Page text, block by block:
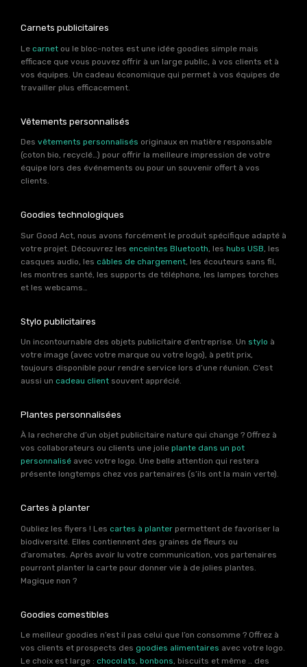
Carnets publicitaires
Le carnet ou le bloc-notes est une idée goodies simple mais
efficace que vous pouvez offrir à un large public, à vos clients et à
vos équipes. Un cadeau économique qui permet à vos équipes de
travailler plus efficacement.
Vêtements personnalisés
Des vêtements personnalisés originaux en matière responsable
(coton bio, recyclé…) pour offrir la meilleure impression de votre
équipe lors des événements ou pour un souvenir offert à vos
clients.
Goodies technologiques
Sur Good Act, nous avons forcément le produit spécifique adapté à
votre projet. Découvrez les enceintes Bluetooth , les hubs USB , les
casques audio, les câbles de chargement , les écouteurs sans fil,
les montres santé, les supports de téléphone, les lampes torches
et les webcams…
Stylo publicitaires
Un incontournable des objets publicitaire d’entreprise. Un stylo à
votre image (avec votre marque ou votre logo), à petit prix,
toujours disponible pour rendre service lors d’une réunion. C’est
aussi un cadeau client souvent apprécié.
Plantes personnalisées
À la recherche d’un objet publicitaire nature qui change ? Offrez à
vos collaborateurs ou clients une jolie plante dans un pot
personnalisé avec votre logo. Une belle attention qui restera
présente longtemps chez vos partenaires (s’ils ont la main verte).
Cartes à planter
Oubliez les flyers ! Les cartes à planter permettent de favoriser la
biodiversité. Elles contiennent des graines de fleurs ou
d’aromates. Après avoir lu votre communication, vos partenaires
pourront planter la carte pour donner vie à de jolies plantes.
Magique non ?
Goodies comestibles
Le meilleur goodies n’est il pas celui que l’on consomme ? Offrez à
vos clients et prospects des goodies alimentaires avec votre logo.
Le choix est large : chocolats, bonbons, biscuits et même .. des